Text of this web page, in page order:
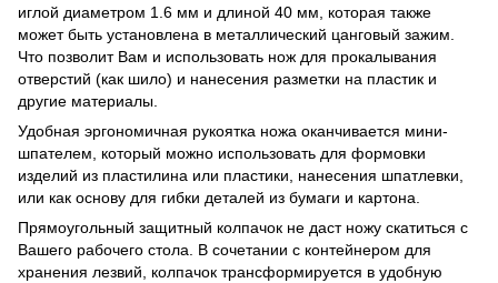
иглой диаметром 1.6 мм и длиной 40 мм, которая также
может быть установлена в металлический цанговый зажим.
Что позволит Вам и использовать нож для прокалывания
отверстий (как шило) и нанесения разметки на пластик и
другие материалы.
Удобная эргономичная рукоятка ножа оканчивается мини-
шпателем, который можно использовать для формовки
изделий из пластилина или пластики, нанесения шпатлевки,
или как основу для гибки деталей из бумаги и картона.
Прямоугольный защитный колпачок не даст ножу скатиться с
Вашего рабочего стола. В сочетании с контейнером для
хранения лезвий, колпачок трансформируется в удобную